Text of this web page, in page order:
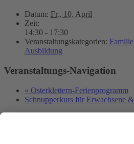
Datum: Fr., 10. April
Zeit:
14:30 - 17:30
Veranstaltungskategorien: Familie
Ausbildung
Veranstaltungs-Navigation
« Osterklettern-Ferienprogramm
Schnupperkurs für Erwachsene